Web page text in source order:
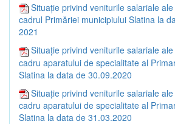
Situație privind veniturile salariale
cadrul Primăriei municipiului Slatina la
2021
Situație privind veniturile salariale
cadru aparatului de specialitate al
Slatina la data de 30.09.2020
Situație privind veniturile salariale
cadru aparatului de specialitate al
Slatina la data de 31.03.2020